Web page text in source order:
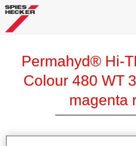
Permahyd® Hi-
Colour 480 WT
magenta